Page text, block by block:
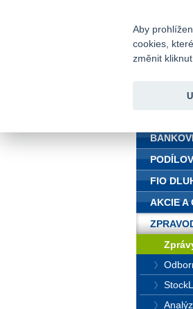
FIO
AKCIE A
Aby
cookies,
změnit